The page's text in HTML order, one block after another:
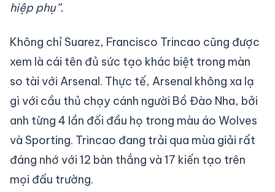
hiệp phụ”.
Không chỉ Suarez, Francisco Trincao cũng được
xem là cái tên đủ sức tạo khác biệt trong màn
so tài với Arsenal. Thực tế, Arsenal không xa lạ
gì với cầu thủ chạy cánh người Bồ Đào Nha, bởi
anh từng 4 lần đối đầu họ trong màu áo Wolves
và Sporting. Trincao đang trải qua mùa giải rất
đáng nhớ với 12 bàn thắng và 17 kiến tạo trên
mọi đấu trường.